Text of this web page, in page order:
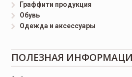
Граффити продукция
Обувь
Одежда и аксессуары
ПОЛЕЗНАЯ